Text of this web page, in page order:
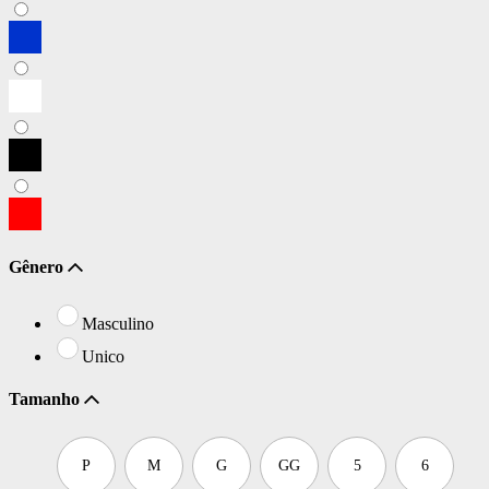
Gênero
Masculino
Unico
Tamanho
P M G GG 5 6